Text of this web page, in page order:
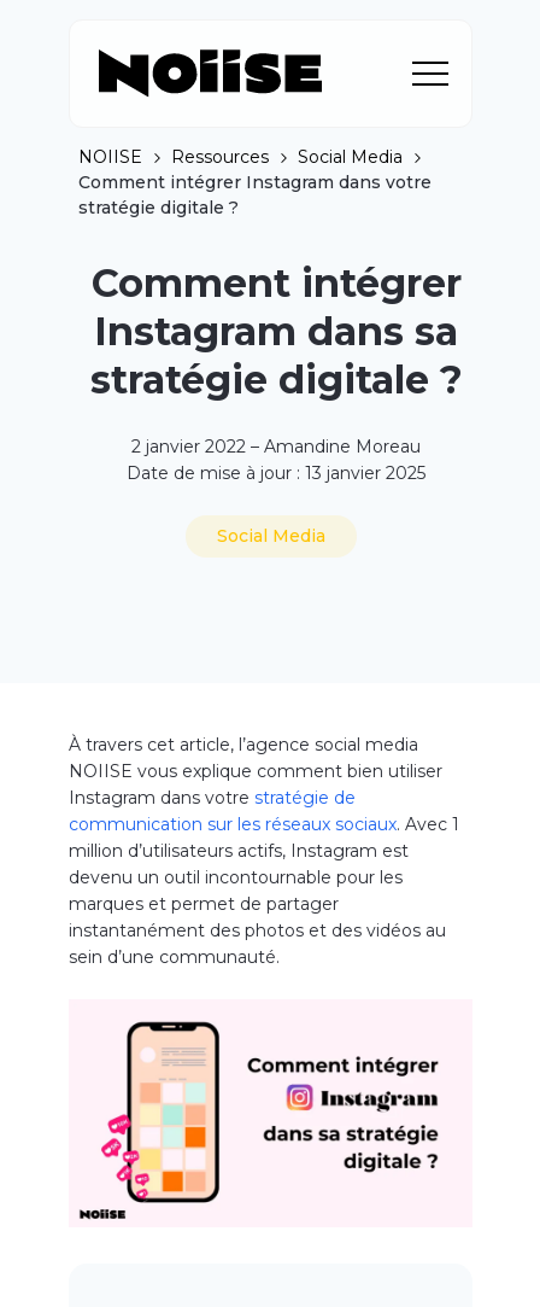
NOIISE Ressources
Social Media
Comment intégrer Instagram dans votre
stratégie digitale ?
Comment intégrer
Instagram dans sa
stratégie digitale ?
2 janvier 2022 – Amandine Moreau
Date de mise à jour : 13 janvier 2025
Social Media
À travers cet article, l’agence social media
NOIISE vous explique comment bien utiliser
Instagram dans votre stratégie de
communication sur les réseaux sociaux. Avec 1
million d’utilisateurs actifs, Instagram est
devenu un outil incontournable pour les
marques et permet de partager
instantanément des photos et des vidéos au
sein d’une communauté.